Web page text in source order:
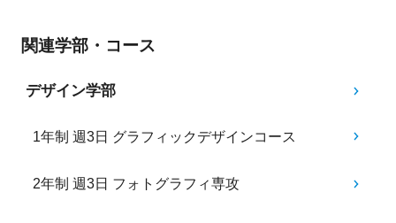
関連学部・コース
デザイン学部
1年制 週3日 グラフィックデザインコース
2年制 週3日 フォトグラフィ専攻